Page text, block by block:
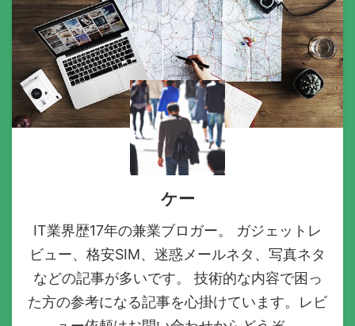
ケー
IT業界歴17年の兼業ブロガー。 ガジェットレ
ビュー、格安SIM、迷惑メールネタ、写真ネタ
などの記事が多いです。 技術的な内容で困っ
た方の参考になる記事を心掛けています。レビ